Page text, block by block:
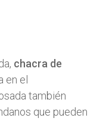
chacra de
en el
también
que pueden